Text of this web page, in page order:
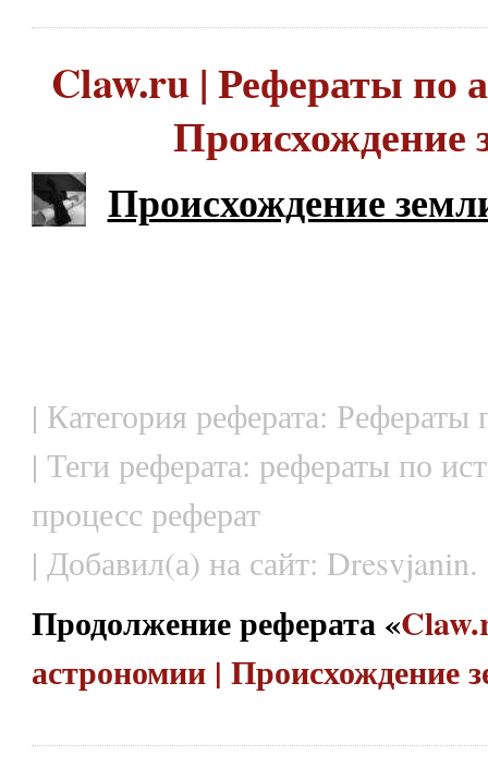
Claw.ru | Рефераты по
Происхождение
Происхождение
| Категория реферата: Рефераты
| Теги реферата: рефераты по
процесс реферат
| Добавил(а) на сайт: Dresvjanin.
Продолжение реферата «
астрономии | Происхождение